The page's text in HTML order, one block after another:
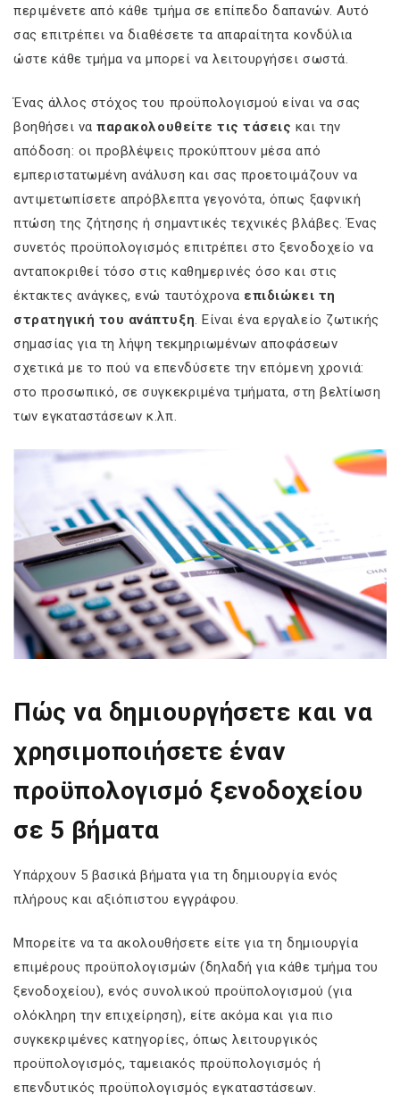
περιμένετε από κάθε τμήμα σε επίπεδο δαπανών. Αυτό
σας επιτρέπει να διαθέσετε τα απαραίτητα κονδύλια
ώστε κάθε τμήμα να μπορεί να λειτουργήσει σωστά.
Ένας άλλος στόχος του προϋπολογισμού είναι να σας
βοηθήσει ναπαρακολουθείτε τις τάσεις και την
απόδοση: οι προβλέψεις προκύπτουν μέσα από
εμπεριστατωμένη ανάλυση και σας προετοιμάζουν να
αντιμετωπίσετε απρόβλεπτα γεγονότα, όπως ξαφνική
πτώση της ζήτησης ή σημαντικές τεχνικές βλάβες. Ένας
συνετός προϋπολογισμός επιτρέπει στο ξενοδοχείο να
ανταποκριθεί τόσο στις καθημερινές όσο και στις
έκτακτες ανάγκες, ενώ ταυτόχρονα επιδιώκει τη
στρατηγική του ανάπτυξη. Είναι ένα εργαλείο ζωτικής
σημασίας για τη λήψη τεκμηριωμένων αποφάσεων
σχετικά με το πού να επενδύσετε την επόμενη χρονιά:
στο προσωπικό, σε συγκεκριμένα τμήματα, στη βελτίωση
των εγκαταστάσεων κ.λπ.
Πώς να δημιουργήσετε και να
χρησιμοποιήσετε έναν
προϋπολογισμό ξενοδοχείου
σε 5 βήματα
Υπάρχουν 5 βασικά βήματα για τη δημιουργία ενός
πλήρους και αξιόπιστου εγγράφου.
Μπορείτε να τα ακολουθήσετε είτε για τη δημιουργία
επιμέρους προϋπολογισμών (δηλαδή για κάθε τμήμα του
ξενοδοχείου), ενός συνολικού προϋπολογισμού (για
ολόκληρη την επιχείρηση), είτε ακόμα και για πιο
συγκεκριμένες κατηγορίες, όπως λειτουργικός
προϋπολογισμός, ταμειακός προϋπολογισμός ή
επενδυτικός προϋπολογισμός εγκαταστάσεων.